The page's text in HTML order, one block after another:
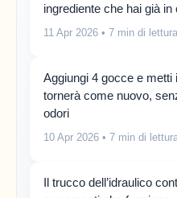
ingrediente che hai già in
11 Apr 2026 • 7 min di lettura
Aggiungi 4 gocce e metti
tornerà come nuovo,
odori
10 Apr 2026 • 7 min di
Il trucco dell’idraulico